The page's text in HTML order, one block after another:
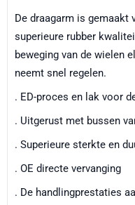
De draagarm is gemaakt
superieure rubber
beweging van de wielen
neemt snel regelen.
. ED-proces en lak voor
. Uitgerust met bussen
. Superieure sterkte en
. OE directe vervanging
. De handlingprestaties